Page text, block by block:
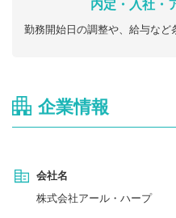
内定・入社・
勤務開始日の調整や、給与など
企業情報
会社名
株式会社アール・ハープ